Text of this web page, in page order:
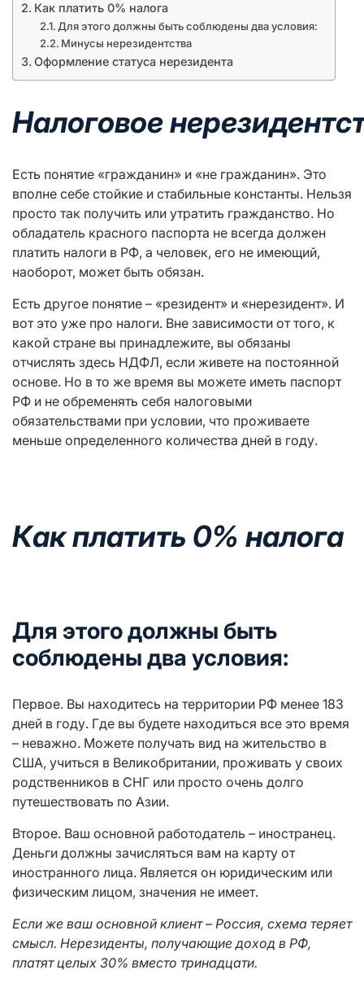
Как платить 0% налога
Для этого должны быть соблюдены два условия:
Минусы нерезидентства
Оформление статуса нерезидента
Налоговое
Есть понятие «гражданин» и «не гражданин». Это
вполне себе стойкие и стабильные константы. Нельзя
просто так получить или утратить гражданство. Но
обладатель красного паспорта не всегда должен
платить налоги в РФ, а человек, его не имеющий,
наоборот, может быть обязан.
Есть другое понятие – «резидент» и «нерезидент». И
вот это уже про налоги. Вне зависимости от того, к
какой стране вы принадлежите, вы обязаны
отчислять здесь НДФЛ, если живете на постоянной
основе. Но в то же время вы можете иметь паспорт
РФ и не обременять себя налоговыми
обязательствами при условии, что проживаете
меньше определенного количества дней в году.
Как платить 0% налога
Для этого должны быть
соблюдены два условия:
Первое. Вы находитесь на территории РФ менее 183
дней в году. Где вы будете находиться все это время
– неважно. Можете получать вид на жительство в
США, учиться в Великобритании, проживать у своих
родственников в СНГ или просто очень долго
путешествовать по Азии.
Второе. Ваш основной работодатель – иностранец.
Деньги должны зачисляться вам на карту от
иностранного лица. Является он юридическим или
физическим лицом, значения не имеет.
Если же ваш основной клиент – Россия, схема теряет
смысл. Нерезиденты, получающие доход в РФ,
платят целых 30% вместо тринадцати.